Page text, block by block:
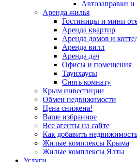
Автозаправки
Аренда жилья
Гостиницы и мини
Аренда квартир
Аренда домов и
Аренда вилл
Аренда дач
Офисы и помещения
Таунхаусы
Снять комнату
Крым инвестиции
Обмен недвижимости
Цена снижена!
Ваше избранное
Все агенты на сайте
Как добавить недвижимость
Жилые комплексы Крыма
Жилые комплексы Ялты
Услуги